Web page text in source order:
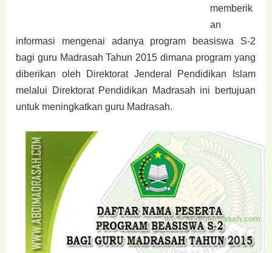
memberik
an
informasi mengenai adanya program beasiswa S-2
bagi guru Madrasah Tahun 2015 dimana program yang
diberikan oleh Direktorat Jenderal Pendidikan Islam
melalui Direktorat Pendidikan Madrasah ini bertujuan
untuk meningkatkan guru Madrasah.